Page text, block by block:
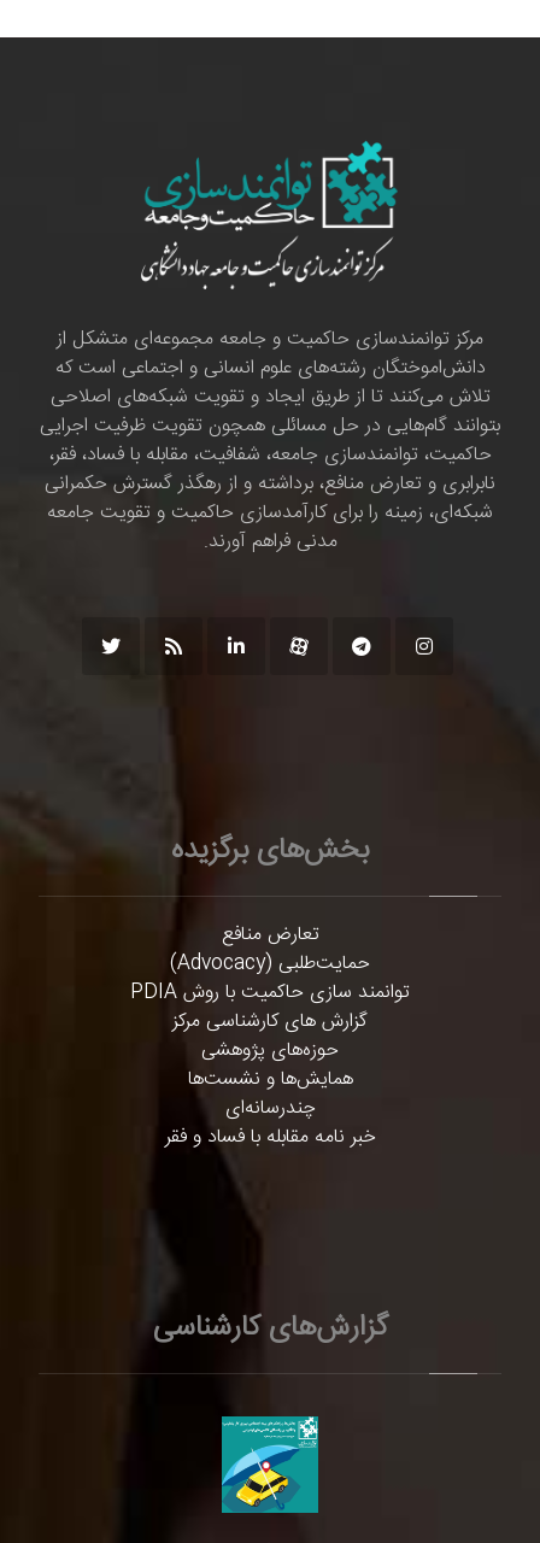
مرکز توانمندسازی حاکمیت و جامعه مجموعه‌ای متشکل از
دانش‌اموختگان رشته‌های علوم انسانی و اجتماعی است که
تلاش می‌کنند تا از طریق ایجاد و تقویت شبکه‌های اصلاحی
بتوانند گام‌هایی در حل مسائلی همچون تقویت ظرفیت اجرایی
حاکمیت، توانمندسازی جامعه، شفافیت، مقابله با فساد، فقر،
نابرابری و تعارض منافع، برداشته و از رهگذر گسترش حکمرانی
شبکه‌ای، زمینه را برای کارآمدسازی حاکمیت و تقویت جامعه
مدنی فراهم آورند.
بخش‌های برگزیده
تعارض منافع
حمایت‌طلبی (Advocacy)
توانمند سازی حاکمیت با روش PDIA
گزارش های کارشناسی مرکز
حوزه‌های پژوهشی
همایش‌ها و نشست‌ها
چندرسانه‌ای
خبر نامه مقابله با فساد و فقر
گزارش‌های کارشناسی